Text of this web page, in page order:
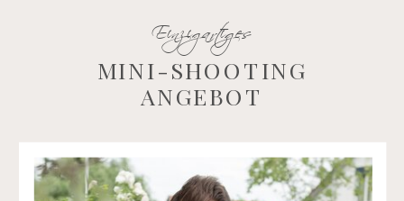
Einzigartiges
MINI-SHOOTING
ANGEBOT